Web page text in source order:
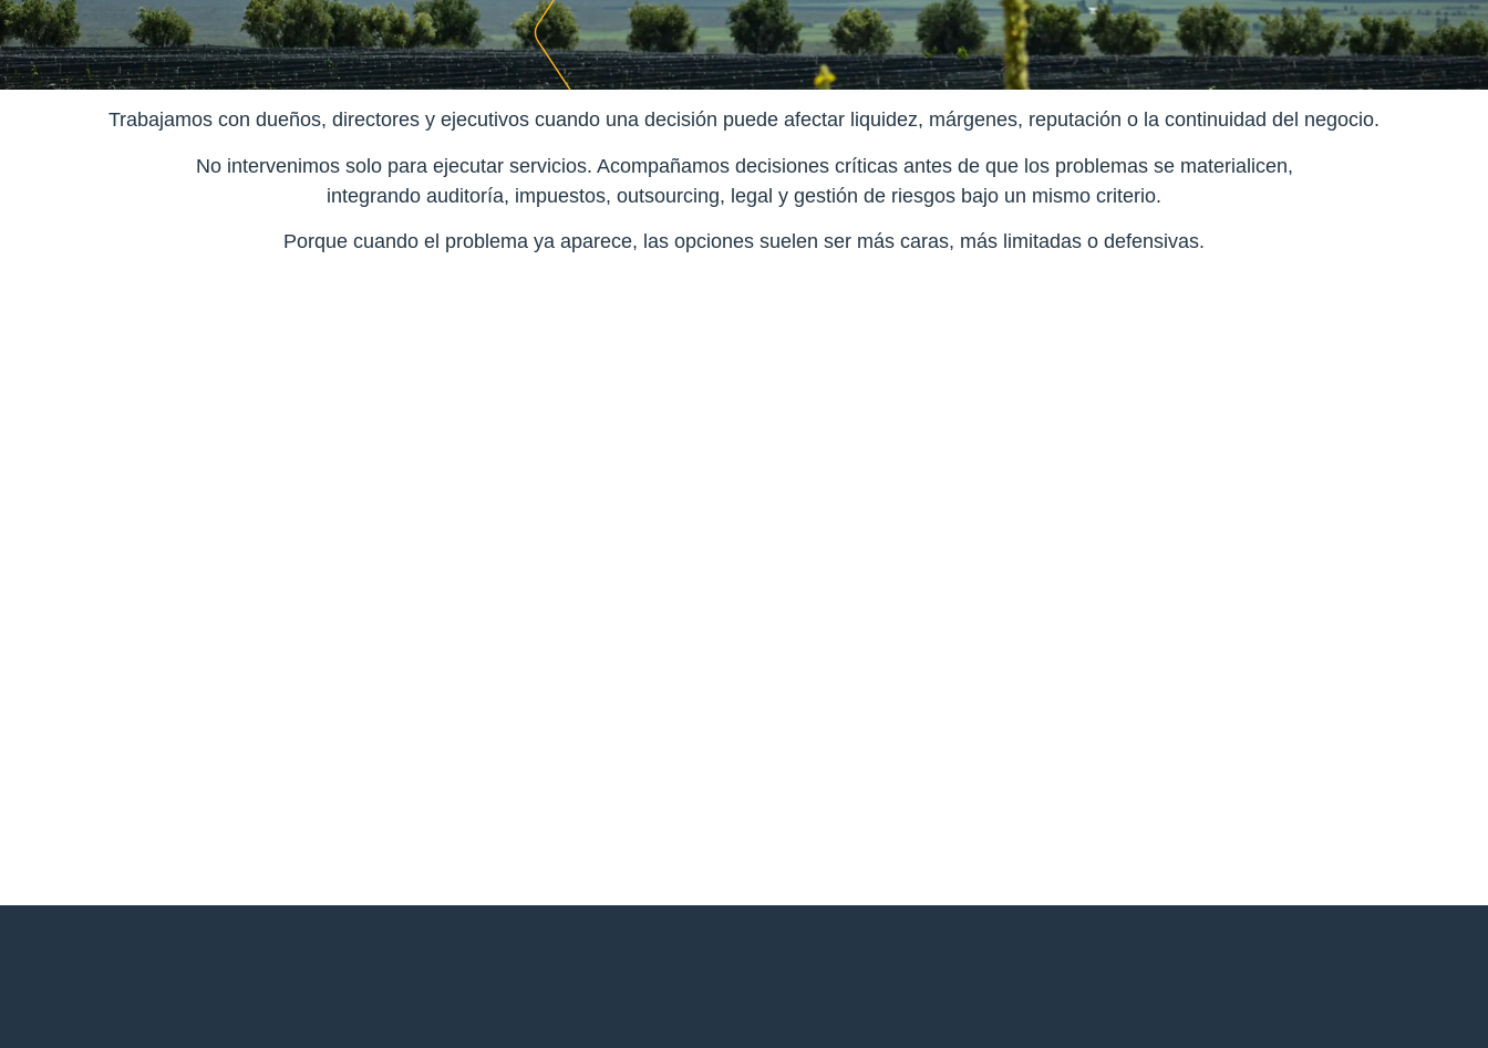
Trabajamos con dueños, directores y ejecutivos cuando una decisión puede afectar liquidez, márgenes, reputación o la continuidad del negocio.
No intervenimos solo para ejecutar servicios. Acompañamos decisiones críticas antes de que los problemas se materialicen,
integrando auditoría, impuestos, outsourcing, legal y gestión de riesgos bajo un mismo criterio.
Porque cuando el problema ya aparece, las opciones suelen ser más caras, más limitadas o defensivas.